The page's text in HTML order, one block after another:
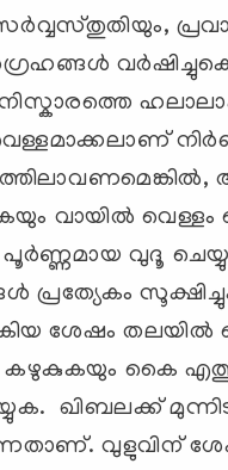
വായില്‍
പൂര്‍ണ്ണമായ വുദൂ
പ്രത്യേകം
ശേഷം തലയില്‍
കഴുകുകയും കൈ
ഖിബലക്ക്
വുളുവിന്